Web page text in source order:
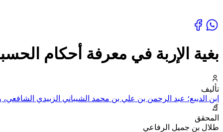
بغية الإربة في معرفة أحكام
تأليف
ابن الديبع؛ عبد الرحمن بن علي بن محمد الشيباني الزبيدي الشافعي،
المحقق
طلال بن جميل الرفاعي